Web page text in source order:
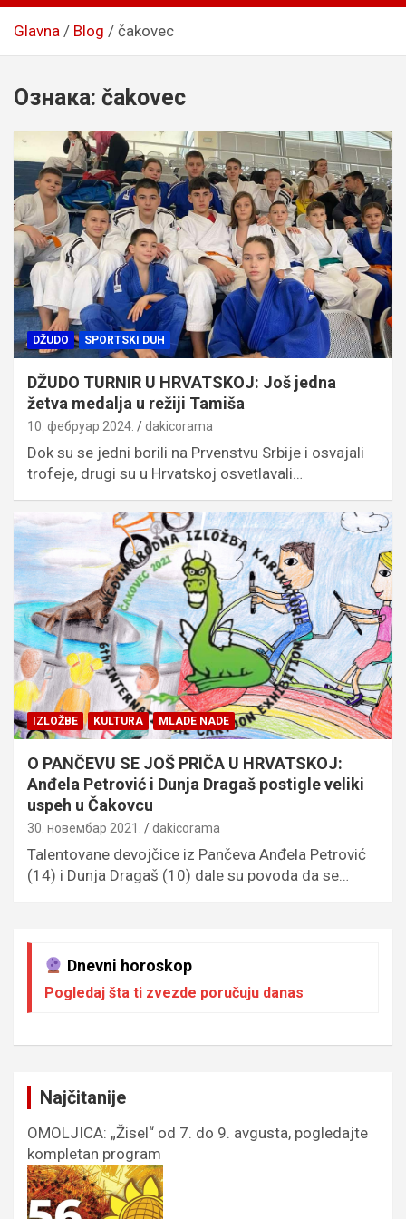
Glavna Blog čakovec
Ознака: čakovec
DŽUDO SPORTSKI DUH
DŽUDO TURNIR U HRVATSKOJ: Još jedna
žetva medalja u režiji Tamiša
10. фебруар 2024. dakicorama
Dok su se jedni borili na Prvenstvu Srbije i osvajali
trofeje, drugi su u Hrvatskoj osvetlavali…
IZLOŽBE KULTURA MLADE NADE
O PANČEVU SE JOŠ PRIČA U HRVATSKOJ:
Anđela Petrović i Dunja Dragaš postigle veliki
uspeh u Čakovcu
30. новембар 2021. dakicorama
Talentovane devojčice iz Pančeva Anđela Petrović
(14) i Dunja Dragaš (10) dale su povoda da se…
Dnevni horoskop
Pogledaj šta ti zvezde poručuju danas
Najčitanije
OMOLJICA: „Žisel“ od 7. do 9. avgusta, pogledajte
kompletan program